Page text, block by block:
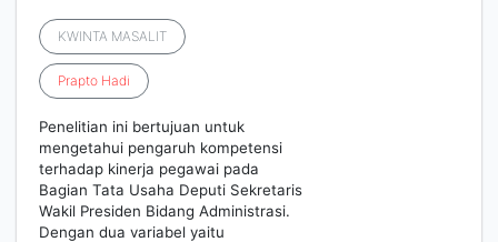
KWINTA MASALIT
Prapto Hadi
Penelitian ini bertujuan untuk
mengetahui pengaruh kompetensi
terhadap kinerja pegawai pada
Bagian Tata Usaha Deputi Sekretaris
Wakil Presiden Bidang Administrasi.
Dengan dua variabel yaitu